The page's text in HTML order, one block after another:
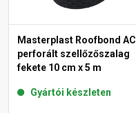
Masterplast Roofbond AC
perforált szellőzőszalag
fekete 10 cm x 5 m
Gyártói készleten